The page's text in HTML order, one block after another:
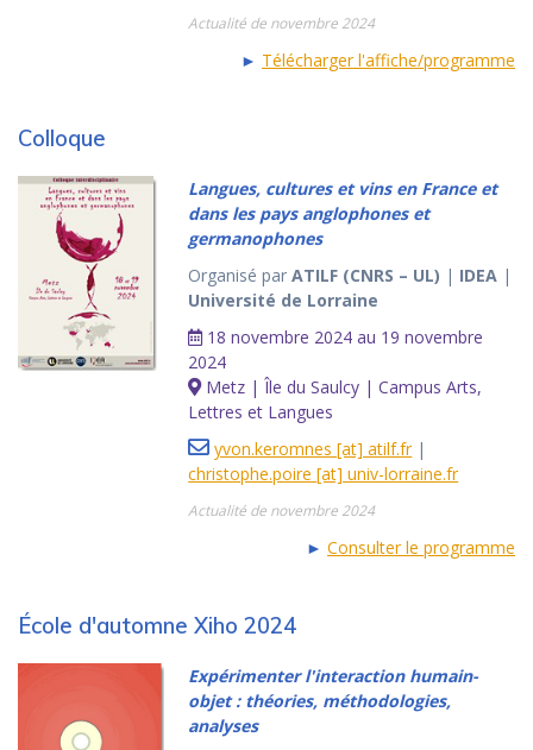
Actualité de novembre 2024
► Télécharger l'affiche/programme
Colloque
Langues, cultures et vins en France et
dans les pays anglophones et
germanophones
Organisé parATILF (CNRS – UL) | IDEA |
Université de Lorraine
18 novembre 2024 au 19 novembre
2024
Metz | Île du Saulcy | Campus Arts,
Lettres et Langues
yvon.keromnes [at] atilf.fr|
christophe.poire [at] univ-lorraine.fr
Actualité de novembre 2024
► Consulter le programme
École d'automne Xiho 2024
Expérimenter l'interaction humain-
objet : théories, méthodologies,
analyses